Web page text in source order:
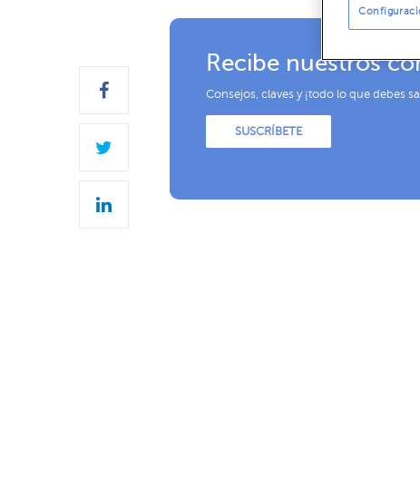
Recibe nuestros
Consejos, claves y ¡todo lo que debes
SUSCRÍBETE